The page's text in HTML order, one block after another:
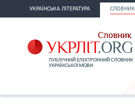
УКРАЇНСЬКА ЛІТЕРАТУРА СЛОВНИК